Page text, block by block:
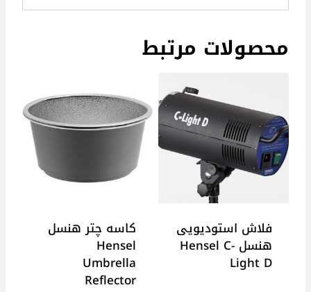
محصولات مرتبط
فلاش استودیویی
هنسل Hensel C-
Light D
کاسه چتر هنسل
Hensel
Umbrella
Reflector